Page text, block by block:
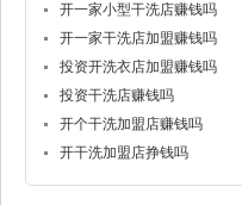
开一家小型干洗店赚钱吗
开一家干洗店加盟赚钱吗
投资开洗衣店加盟赚钱吗
投资干洗店赚钱吗
开个干洗加盟店赚钱吗
开干洗加盟店挣钱吗